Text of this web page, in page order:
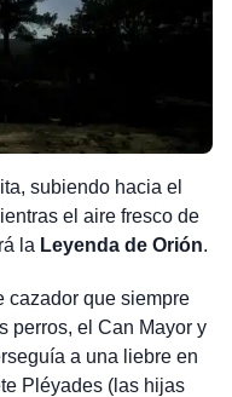
subiendo hacia el
el aire fresco de
la Leyenda de Orión.
cazador que siempre
perros, el Can Mayor y
a una liebre en
Pléyades (las hijas